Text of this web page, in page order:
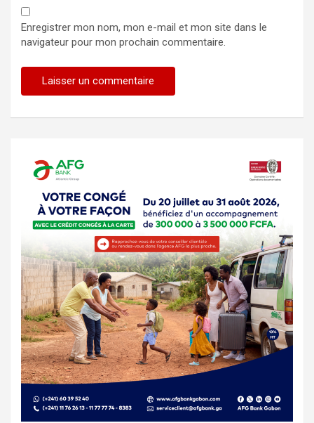
Enregistrer mon nom, mon e-mail et mon site dans le
navigateur pour mon prochain commentaire.